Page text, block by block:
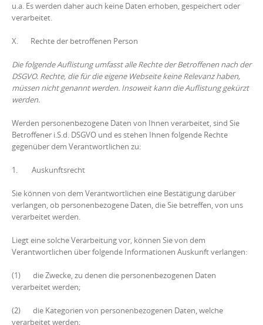
u.a. Es werden daher auch keine Daten erhoben, gespeichert oder
verarbeitet.
X. Rechte der betroffenen Person
Die folgende Auflistung umfasst alle Rechte der Betroffenen nach der
DSGVO. Rechte, die für die eigene Webseite keine Relevanz haben,
müssen nicht genannt werden. Insoweit kann die Auflistung gekürzt
werden.
Werden personenbezogene Daten von Ihnen verarbeitet, sind Sie
Betroffener i.S.d. DSGVO und es stehen Ihnen folgende Rechte
gegenüber dem Verantwortlichen zu:
1. Auskunftsrecht
Sie können von dem Verantwortlichen eine Bestätigung darüber
verlangen, ob personenbezogene Daten, die Sie betreffen, von uns
verarbeitet werden.
Liegt eine solche Verarbeitung vor, können Sie von dem
Verantwortlichen über folgende Informationen Auskunft verlangen:
(1) die Zwecke, zu denen die personenbezogenen Daten
verarbeitet werden;
(2) die Kategorien von personenbezogenen Daten, welche
verarbeitet werden;